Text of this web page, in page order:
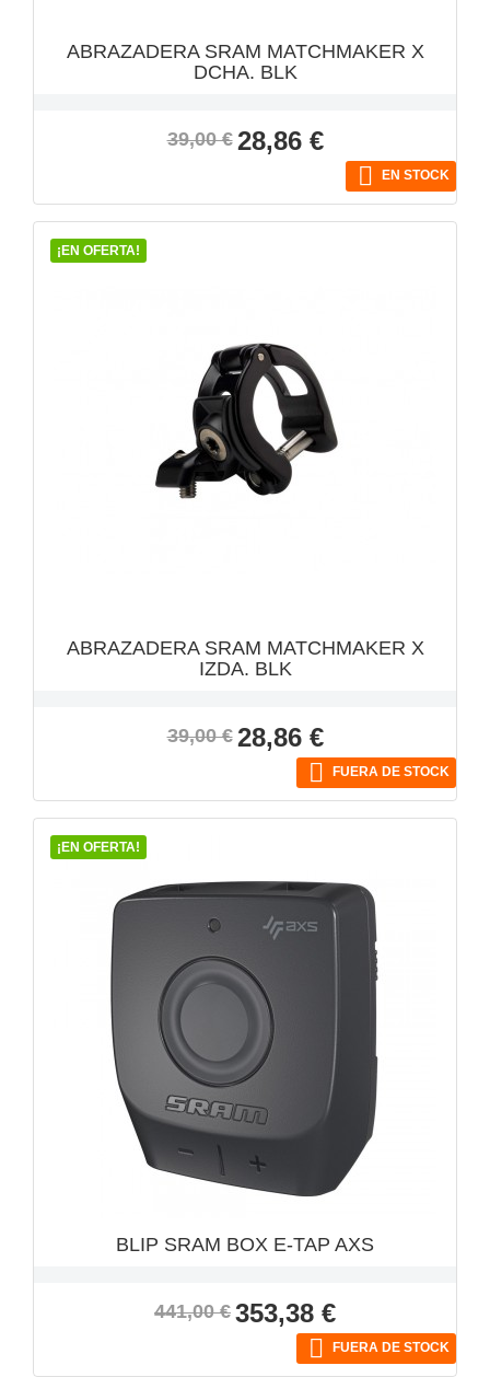
ABRAZADERA SRAM MATCHMAKER X
DCHA. BLK
Precio
39,00 € Precio
28,86 €
 EN STOCK
¡EN OFERTA!
ABRAZADERA SRAM MATCHMAKER X
IZDA. BLK
Precio
39,00 € Precio
28,86 €
 FUERA DE STOCK
¡EN OFERTA!
BLIP SRAM BOX E-TAP AXS
Precio
441,00 € Precio
353,38 €
 FUERA DE STOCK
VISTA RÁPIDA
 VISTA RÁPIDA